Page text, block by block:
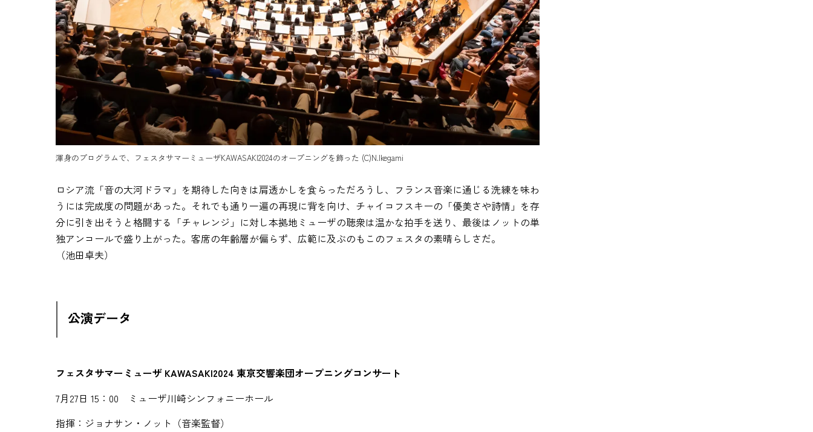
渾身のプログラムで、フェスタサマーミューザKAWASAKI2024のオープニングを飾った (C)N.Ikegami
ロシア流「音の大河ドラマ」を期待した向きは肩透かしを食らっただろうし、フランス音楽に通じる洗練を味わ
うには完成度の問題があった。それでも通り一遍の再現に背を向け、チャイコフスキーの「優美さや詩情」を存
分に引き出そうと格闘する「チャレンジ」に対し本拠地ミューザの聴衆は温かな拍手を送り、最後はノットの単
独アンコールで盛り上がった。客席の年齢層が偏らず、広範に及ぶのもこのフェスタの素晴らしさだ。
（池田卓夫）
公演データ
フェスタサマーミューザ KAWASAKI2024 東京交響楽団オープニングコンサート
7月27日 15：00 ミューザ川崎シンフォニーホール
指揮：ジョナサン・ノット（音楽監督）